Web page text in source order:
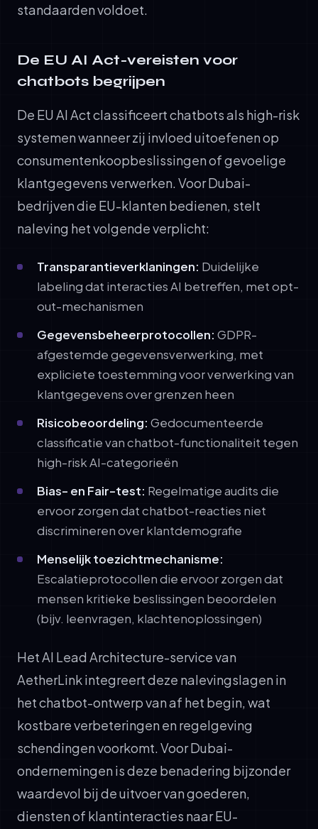
standaarden voldoet.
De EU AI Act-vereisten voor
chatbots begrijpen
De EU AI Act classificeert chatbots als high-risk
systemen wanneer zij invloed uitoefenen op
consumentenkoopbeslissingen of gevoelige
klantgegevens verwerken. Voor Dubai-
bedrijven die EU-klanten bedienen, stelt
naleving het volgende verplicht:
Transparantieverklaningen: Duidelijke
labeling dat interacties AI betreffen, met opt-
out-mechanismen
Gegevensbeheerprotocollen: GDPR-
afgestemde gegevensverwerking, met
expliciete toestemming voor verwerking van
klantgegevens over grenzen heen
Risicobeoordeling: Gedocumenteerde
classificatie van chatbot-functionaliteit tegen
high-risk AI-categorieën
Bias- en Fair-test: Regelmatige audits die
ervoor zorgen dat chatbot-reacties niet
discrimineren over klantdemografie
Menselijk toezichtmechanisme:
Escalatieprotocollen die ervoor zorgen dat
mensen kritieke beslissingen beoordelen
(bijv. leenvragen, klachtenoplossingen)
Het AI Lead Architecture-service van
AetherLink integreert deze nalevingslagen in
het chatbot-ontwerp van af het begin, wat
kostbare verbeteringen en regelgeving
schendingen voorkomt. Voor Dubai-
ondernemingen is deze benadering bijzonder
waardevol bij de uitvoer van goederen,
diensten of klantinteracties naar EU-